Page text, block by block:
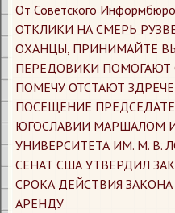
​От Советского Информбюро
​ОТКЛИКИ НА СМЕРЬ
​ОХАНЦЫ, ПРИНИМАЙТЕ
​ПЕРЕДОВИКИ
​ПОМЕЧУ ОТСТАЮТ
​ПОСЕЩЕНИЕ
ЮГОСЛАВИИ МАРШАЛОМ
УНИВЕРСИТЕТА ИМ. М. В.
​СЕНАТ США УТВЕРДИЛ
СРОКА ДЕЙСТВИЯ
АРЕНДУ